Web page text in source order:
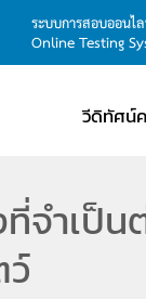
ระบบการสอบออนไ
Online Testing
วีดิทัศน์
จำเป็น